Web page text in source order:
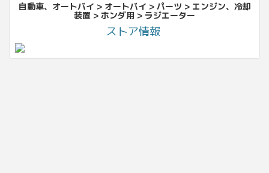
自動車、オートバイ > オートバイ > パーツ > エンジン、冷却
装置 > ホンダ用 > ラジエーター
ストア情報